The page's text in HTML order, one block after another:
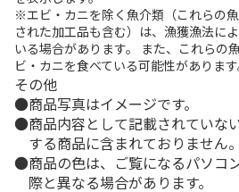
※エビ・カニを除く魚介類（これらの
された加工品も含む）は、漁獲漁法に
いる場合があります。 また、これらの
ビ・カニを食べている可能性があります
その他
商品写真はイメージです。
商品内容として記載されていな
する商品に含まれておりません。
商品の色は、ご覧になるパソコ
際と異なる場合があります。